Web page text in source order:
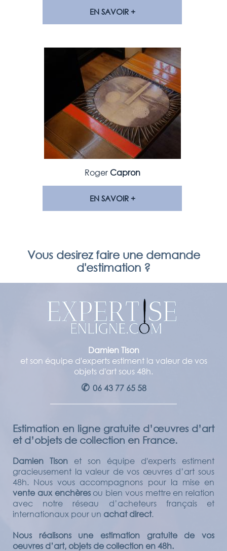
EN SAVOIR +
RogerCapron
EN SAVOIR +
Vous desirez faire une demande
d'estimation ?
Damien Tison
et son équipe d'experts estiment la valeur de vos
objets d'art sous 48h.
✆ 06 43 77 65 58
Estimation en ligne gratuite d’œuvres d’art
et d’objets de collection en France.
Damien Tison et son équipe d'experts estiment
gracieusement la valeur de vos œuvres d’art sous
48h. Nous vous accompagnons pour la mise en
vente aux enchèresou bien vous mettre en relation
avec notre réseau d’acheteurs français et
internationaux pour un achat direct.
Nous réalisons une estimation gratuite de vos
oeuvres d’art, objets de collection en 48h.